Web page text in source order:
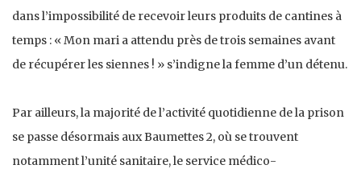
dans l’impossibilité de recevoir leurs produits de cantines à
temps : « Mon mari a attendu près de trois semaines avant
de récupérer les siennes ! » s’indigne la femme d’un détenu.
Par ailleurs, la majorité de l’activité quotidienne de la prison
se passe désormais aux Baumettes 2, où se trouvent
notamment l’unité sanitaire, le service médico-